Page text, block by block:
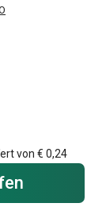
von € 0,24